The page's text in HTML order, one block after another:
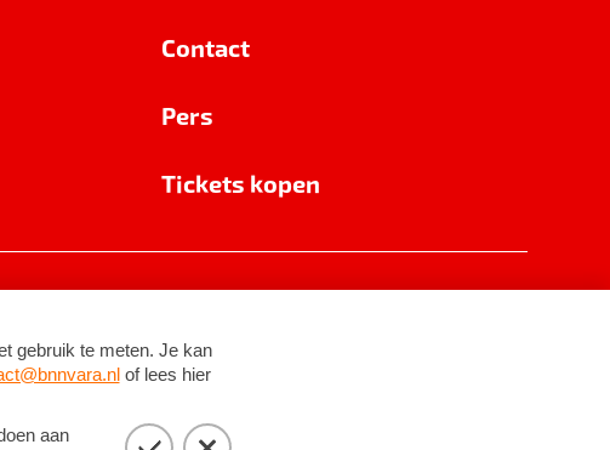
Contact
Pers
Tickets kopen